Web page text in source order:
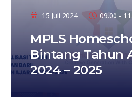
15 Juli 2024 09.00 -
MPLS
Bintang Tahun
2024 – 2025